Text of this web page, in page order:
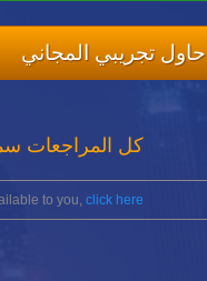
حاول تجريبي المجاني
كل المراجعات
to you, click here